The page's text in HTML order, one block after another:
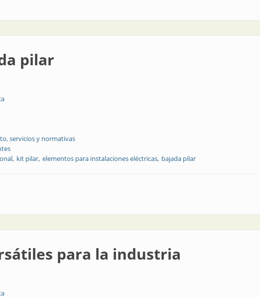
pilar
servicios y normativas
kit pilar elementos para instalaciones eléctricas bajada pilar
para la industria